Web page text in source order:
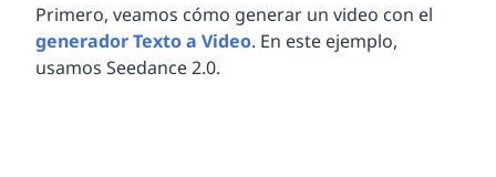
Primero, veamos cómo generar un video con el
generador Texto a Video. En este ejemplo,
usamos Seedance 2.0.